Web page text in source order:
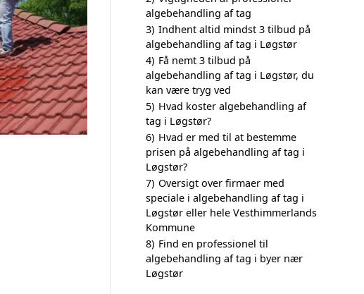
algebehandling af tag
3) Indhent altid mindst 3 tilbud på
algebehandling af tag i Løgstør
4) Få nemt 3 tilbud på
algebehandling af tag i Løgstør, du
kan være tryg ved
5) Hvad koster algebehandling af
tag i Løgstør?
6) Hvad er med til at bestemme
prisen på algebehandling af tag i
Løgstør?
7) Oversigt over firmaer med
speciale i algebehandling af tag i
Løgstør eller hele Vesthimmerlands
Kommune
8) Find en professionel til
algebehandling af tag i byer nær
Løgstør